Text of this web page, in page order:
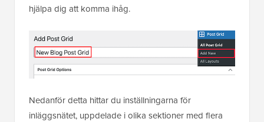
hjälpa dig att komma ihåg.
Nedanför detta hittar du inställningarna för
inläggsnätet, uppdelade i olika sektioner med flera